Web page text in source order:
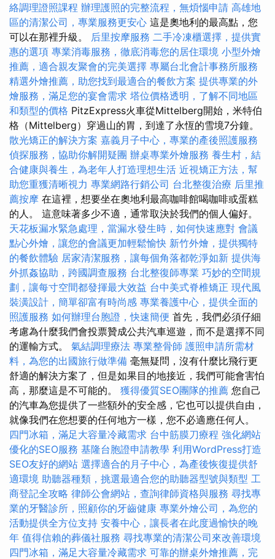
絡調理證照課程 辦理護照的完整流程，無煩惱申請 高雄地
區的清潔公司，專業服務更安心 這是奧地利的最高點，您
可以在那裡升級。 后里按摩服務 二手冷凍櫃選擇，提供實
惠的選項 專業消毒服務，徹底消毒您的居住環境 小型外燴
推薦，適合親友聚會的完美選擇 專屬台北會計事務所服務
精選外燴推薦，助您找到最適合的餐飲方案 提供專業的外
燴服務，滿足您的宴會需求 塔位價格透明，了解不同地區
和類型的價格 PitzExpress火車從Mittelberg開始，米特伯
格（Mittelberg）穿過山的胃，到達了永恆的雪境7分鐘。
散光矯正的解決方案 嘉義月子中心，專業的產後照護服務
偵探服務，協助你解開疑團 辦桌專業外燴服務 養生村，結
合健康與養生，為老年人打造理想生活 近視矯正方法，幫
助您重獲清晰視力 專業網路行銷公司 台北整復治療 后里推
薦按摩 在這裡，想要坐在奧地利最高咖啡館喝咖啡或蛋糕
的人。 這意味著多少不適，通常取決於我們的個人偏好。
天花板漏水緊急處理，當漏水發生時，如何快速應對 會議
點心外燴，讓您的會議更加輕鬆愉快 新竹外燴，提供獨特
的餐飲體驗 居家清潔服務，讓每個角落都乾淨如新 提供海
外抓姦協助，跨國調查服務 台北整復師專業 巧妙的空間規
劃，讓每寸空間都發揮最大效益 台中美式脊椎矯正 現代風
裝潢設計，簡單卻富有時尚感 專業養護中心，提供全面的
照護服務 如何辦理台胞證，快速簡便 首先，我們必須仔細
考慮為什麼我們會投票贊成公共汽車巡遊，而不是選擇不同
的運輸方式。 氣結調理療法 專業整骨師 護照申請所需材
料，為您的出國旅行做準備 毫無疑問，沒有什麼比飛行更
舒適的解決方案了，但是如果目的地接近，我們可能會害怕
高，那麼這是不可能的。 獲得優質SEO團隊的推薦 您自己
的汽車為您提供了一些額外的安全感，它也可以提供自由，
就像我們在您想要的任何地方一樣，您不必適應任何人。
四門冰箱，滿足大容量冷藏需求 台中筋膜刀療程 強化網站
優化的SEO服務 基隆台胞證申請教學 利用WordPress打造
SEO友好的網站 選擇適合的月子中心，為產後恢復提供舒
適環境 助聽器種類，挑選最適合您的助聽器型號與類型 工
商登記全攻略 律師公會網站，查詢律師資格與服務 尋找專
業的牙醫診所，照顧你的牙齒健康 專業外燴公司，為您的
活動提供全方位支持 安養中心，讓長者在此度過愉快的晚
年 值得信賴的葬儀社服務 尋找專業的清潔公司來改善環境
四門冰箱，滿足大容量冷藏需求 可靠的辦桌外燴推薦，完